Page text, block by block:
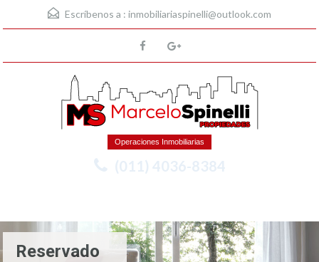
Escríbenos a : inmobiliariaspinelli@outlook.com
Operaciones Inmobiliarias
(011) 4036-8384
Reservado